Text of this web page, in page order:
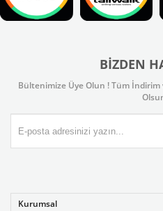
BIZDEN
Bültenimize Üye Olun ! Tüm İndirim
Kurumsal